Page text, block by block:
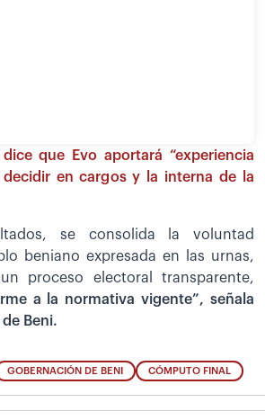
dice que Evo aportará “experiencia
decidir en cargos y la interna de la
se consolida la voluntad
beniano expresada en las urnas,
proceso electoral transparente,
a la normativa vigente”, señala
Beni.
GOBERNACIÓN DE BENI CÓMPUTO FINAL